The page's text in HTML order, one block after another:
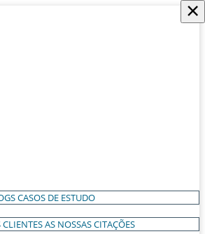
CASOS DE ESTUDO
AS NOSSAS CITAÇÕES
×